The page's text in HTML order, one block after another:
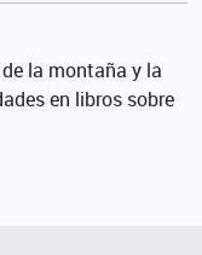
la montaña y la
en libros sobre